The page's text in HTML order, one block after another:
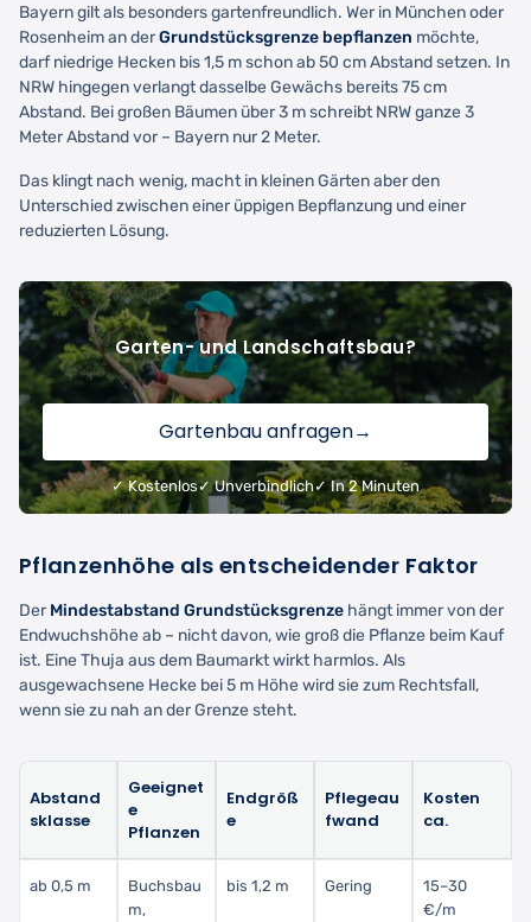
Bayern gilt als besonders gartenfreundlich. Wer in München oder
Rosenheim an derGrundstücksgrenze bepflanzen möchte,
darf niedrige Hecken bis 1,5 m schon ab 50 cm Abstand setzen. In
NRW hingegen verlangt dasselbe Gewächs bereits 75 cm
Abstand. Bei großen Bäumen über 3 m schreibt NRW ganze 3
Meter Abstand vor – Bayern nur 2 Meter.
Das klingt nach wenig, macht in kleinen Gärten aber den
Unterschied zwischen einer üppigen Bepflanzung und einer
reduzierten Lösung.
Garten- und Landschaftsbau?
Gartenbau anfragen→
✓ Kostenlos✓ Unverbindlich ✓ In 2 Minuten
Pflanzenhöhe als entscheidender Faktor
DerMindestabstand Grundstücksgrenze hängt immer von der
Endwuchshöhe ab – nicht davon, wie groß die Pflanze beim Kauf
ist. Eine Thuja aus dem Baumarkt wirkt harmlos. Als
ausgewachsene Hecke bei 5 m Höhe wird sie zum Rechtsfall,
wenn sie zu nah an der Grenze steht.
Abstand
sklasse
Geeignet
e
Pflanzen
Endgröß
e
Pflegeau
fwand
Kosten
ca.
ab 0,5 m
Buchsbau
m,
bis 1,2 m Gering
15–30
€/m